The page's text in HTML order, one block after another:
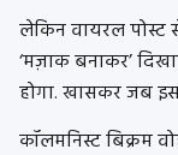
लेकिन वायरल
‘मज़ाक बनाकर’
होगा. खासकर जब
कॉलमनिस्ट बिक्रम